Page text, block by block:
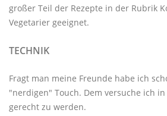
großer Teil der Rezepte in der Rubrik
Vegetarier geeignet.
TECHNIK
Fragt man meine Freunde habe ich
"nerdigen" Touch. Dem versuche ich
gerecht zu werden.